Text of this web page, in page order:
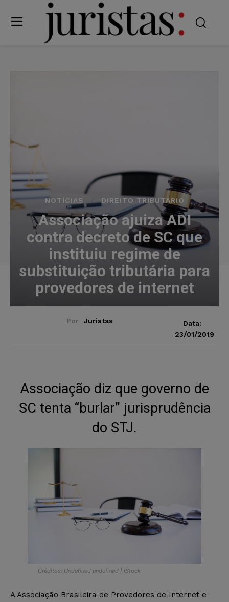
NOTÍCIAS DIREITO TRIBUTÁRIO
Associação ajuiza ADI
contra decreto de SC que
instituiu regime de
substituição tributária para
provedores de internet
Por Juristas
Data:
23/01/2019
Associação diz que governo de
SC tenta “burlar” jurisprudência
do STJ.
Créditos: Undefined undefined | iStock
A Associação Brasileira de Provedores de Internet e